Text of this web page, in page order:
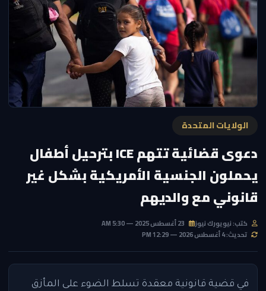
الولايات المتحدة
دعوى قضائية تتهم ICE بترحيل أطفال
يحملون الجنسية الأمريكية بشكل غير
قانوني مع والديهم
كتب: نيويورك نيوز
تحديث: 4 أغسطس 2026 — 12:29 PM
في قضية قانونية معقدة تسلط الضوء على المأزق